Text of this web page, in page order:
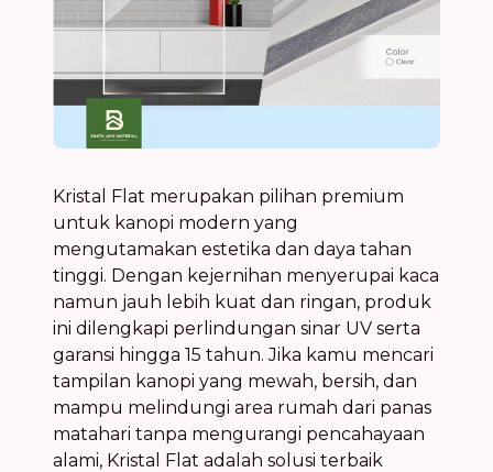
Kristal Flat merupakan pilihan premium
untuk kanopi modern yang
mengutamakan estetika dan daya tahan
tinggi. Dengan kejernihan menyerupai kaca
namun jauh lebih kuat dan ringan, produk
ini dilengkapi perlindungan sinar UV serta
garansi hingga 15 tahun. Jika kamu mencari
tampilan kanopi yang mewah, bersih, dan
mampu melindungi area rumah dari panas
matahari tanpa mengurangi pencahayaan
alami, Kristal Flat adalah solusi terbaik